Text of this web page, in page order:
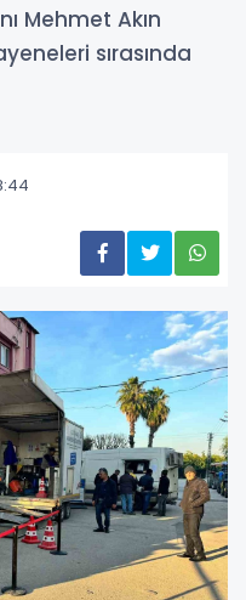
Mehmet Akın
sırasında